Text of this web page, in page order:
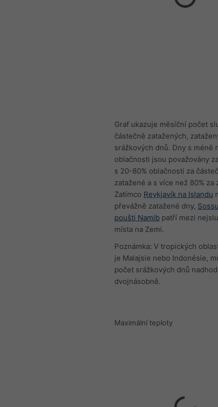
Graf ukazuje měsíční počet
částečně zatažených,
srážkových dnů. Dny s méně
oblačnosti jsou považovány
s 20-80% oblačnosti za
zatažené a s více než 80% za
Zatímco Reykjavík na Islandu
převážně zatažené dny,
poušti Namib patří mezi
místa na Zemi.
Poznámka: V tropických
je Malajsie nebo Indonésie,
počet srážkových dnů
dvojnásobně.
Maximální teploty